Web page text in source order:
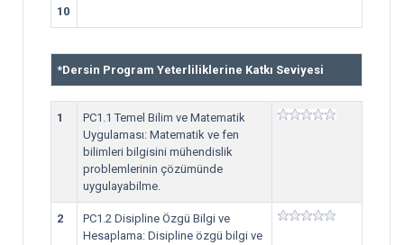
10
*Dersin Program Yeterliliklerine Katkı Seviyesi
1
PC1.1 Temel Bilim ve Matematik
Uygulaması: Matematik ve fen
bilimleri bilgisini mühendislik
problemlerinin çözümünde
uygulayabilme.
2
PC1.2 Disipline Özgü Bilgi ve
Hesaplama: Disipline özgü bilgi ve